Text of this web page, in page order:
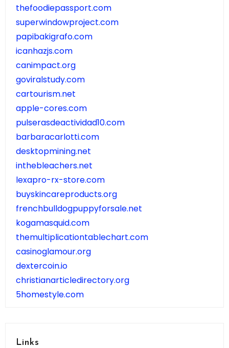
thefoodiepassport.com
superwindowproject.com
papibakigrafo.com
icanhazjs.com
canimpact.org
goviralstudy.com
cartourism.net
apple-cores.com
pulserasdeactividad10.com
barbaracarlotti.com
desktopmining.net
inthebleachers.net
lexapro-rx-store.com
buyskincareproducts.org
frenchbulldogpuppyforsale.net
kogamasquid.com
themultiplicationtablechart.com
casinoglamour.org
dextercoin.io
christianarticledirectory.org
5homestyle.com
Links